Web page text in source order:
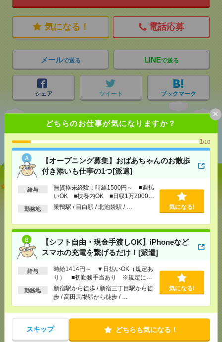
どちらのお仕事が気になりますか？
1/10
【オープニング募集】おばあちゃんのお散歩
付き添いも仕事の1つ[派遣]
給与
無資格未経験：時給1500円～ ■週払
いOK ■扶養内OK ■日収1万2000円
以上
勤務地 巣鴨駅 / 目白駅 / 北池袋駅 / … 気になる!
【シフト自由・現金手渡しOK】iPhoneなど
スマホの充電を繋げるだけ！[派遣]
給与
時給1414円～ ▼日払いOK（規定あ
り） ■初勤務手当あり ※規定によ
る
勤務地
新宿駅から徒歩 / 新宿三丁目駅から徒
歩 / 高田馬場駅から徒歩 / …
気になる!
スキップ どちらも気になる！
×
気になる！ 電話応募
メールで送る LINEで送る
シェア ツイート ブックマーク
あなたの閲覧履歴からの
おすすめ
【オープニング募集】おばあちゃんのお散歩付き添
いも仕事の1つ[派遣]
[給 与]無資格未経験：時給1500円～ ■週払い
[交通費]交通費全額支給
[勤務地]
巣鴨駅/目白駅 /北池袋駅/…
気になる！
【シフト自由・現金手渡しOK】iPhoneなどスマホの
充電を繋げるだけ！[派遣]
[給 与] 時給1414円～ ▼日払いOK（規定あ
[勤務地]新宿駅から徒歩/新宿三丁目駅から徒歩/
/
気になる！